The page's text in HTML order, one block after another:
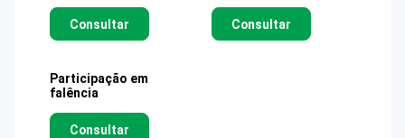
Consultar Consultar
Participação em
falência
Consultar